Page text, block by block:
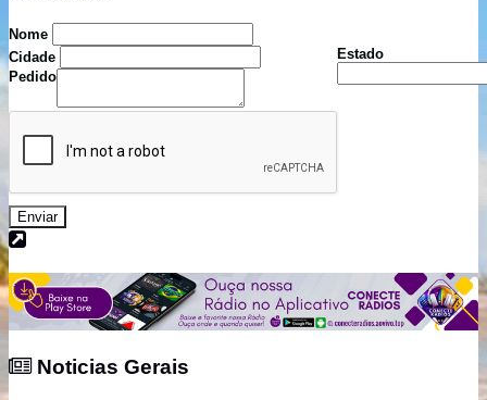
Nome
Cidade
Estado
Pedido
Enviar
Noticias Gerais